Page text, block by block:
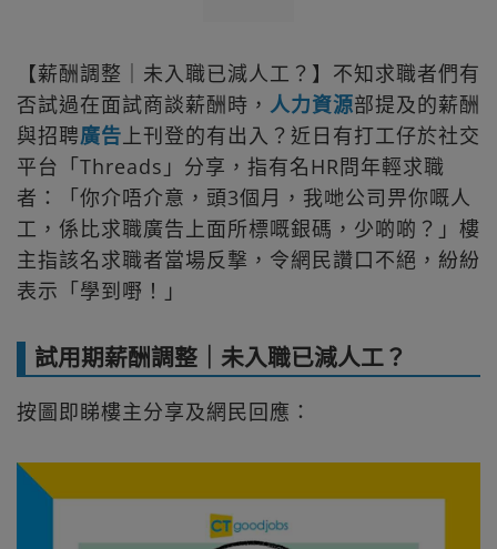
【薪酬調整｜未入職已減人工？】不知求職者們有
否試過在面試商談薪酬時， 人力資源部提及的薪酬
與招聘廣告 上刊登的有出入？近日有打工仔於社交
平台「Threads」分享，指有名HR問年輕求職
者：「你介唔介意，頭3個月，我哋公司畀你嘅人
工，係比求職廣告上面所標嘅銀碼，少啲啲？」樓
主指該名求職者當場反撃，令網民讚口不絕，紛紛
表示「學到嘢！」
試用期薪酬調整｜未入職已減人工？
按圖即睇樓主分享及網民回應：